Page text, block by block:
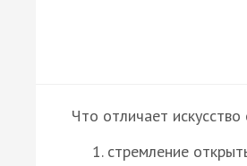
Что отличает
стремление